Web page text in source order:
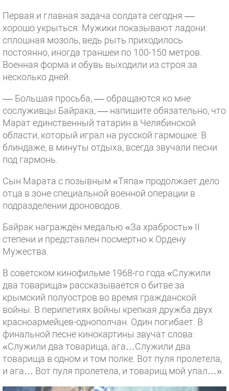
Первая и главная задача солдата сегодня ––
хорошо укрыться. Мужики показывают ладони:
сплошная мозоль, ведь рыть приходилось
постоянно, иногда траншеи по 100-150 метров.
Военная форма и обувь выходили из строя за
несколько дней.
–– Большая просьба, –– обращаются ко мне
сослуживцы Байрака, –– напишите обязательно, что
Марат единственный татарин в Челябинской
области, который играл на русской гармошке. В
блиндаже, в минуты отдыха, всегда звучали песни
под гармонь.
Сын Марата с позывным «Тяпа» продолжает дело
отца в зоне специальной военной операции в
подразделении дроноводов.
Байрак награждён медалью «За храбрость» II
степени и представлен посмертно к Ордену
Мужества.
В советском кинофильме 1968-го года «Служили
два товарища» рассказывается о битве за
крымский полуостров во время гражданской
войны. В перипетиях войны крепкая дружба двух
красноармейцев-однополчан. Один погибает. В
финальной песне кинокартины звучат слова:
«Служили два товарища, ага…Служили два
товарища в одном и том полке. Вот пуля пролетела,
и ага… Вот пуля пролетела, и товарищ мой упал…».